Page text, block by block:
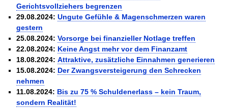
Gerichtsvollziehers begrenzen
29.08.2024:Ungute Gefühle & Magenschmerzen waren
gestern
25.08.2024:Vorsorge bei finanzieller Notlage treffen
22.08.2024: Keine Angst mehr vor dem Finanzamt
18.08.2024:Attraktive, zusätzliche Einnahmen generieren
15.08.2024: Der Zwangsversteigerung den Schrecken
nehmen
11.08.2024: Bis zu 75 % Schuldenerlass – kein Traum,
sondern Realität!